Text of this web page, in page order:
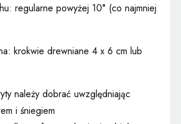
regularne powyżej 10° (co najmniej
krokwie drewniane 4 x 6 cm lub
należy dobrać uwzględniając
i śniegiem